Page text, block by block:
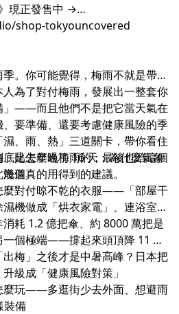
現正發售中 →
shop-tokyouncovered
。你可能覺得，梅雨不就是帶把
為了對付梅雨，發展出一整套你
」——而且他們不是把它當天氣在
要準備、還要考慮健康風險的季
、雨、熱」三道關卡，帶你看住
是怎麼過梅雨的；最後也給這個
個真的用得到的建議。
比去年晚了 16 天；為什麼氣象
海道
麼對付晾不乾的衣服——「部屋干
機做成「烘衣家電」、連浴室防
耗 1.2 億把傘、約 8000 萬把是
一個極端——撐起來頭頂降 11 度
梅」之後才是中暑高峰？日本把
級成「健康風險對策」
麼玩——多逛街少去外面、想避雨
裝備